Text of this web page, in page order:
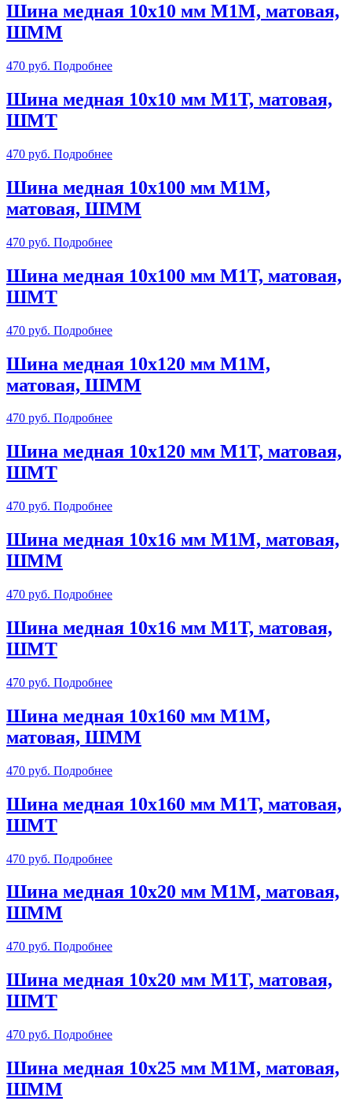
Шина медная 10х10 мм М1М, матовая,
ШММ
470 руб. Подробнее
Шина медная 10х10 мм М1Т, матовая,
ШМТ
470 руб. Подробнее
Шина медная 10х100 мм М1М,
матовая, ШММ
470 руб. Подробнее
Шина медная 10х100 мм М1Т, матовая,
ШМТ
470 руб. Подробнее
Шина медная 10х120 мм М1М,
матовая, ШММ
470 руб. Подробнее
Шина медная 10х120 мм М1Т, матовая,
ШМТ
470 руб. Подробнее
Шина медная 10х16 мм М1М, матовая,
ШММ
470 руб. Подробнее
Шина медная 10х16 мм М1Т, матовая,
ШМТ
470 руб. Подробнее
Шина медная 10х160 мм М1М,
матовая, ШММ
470 руб. Подробнее
Шина медная 10х160 мм М1Т, матовая,
ШМТ
470 руб. Подробнее
Шина медная 10х20 мм М1М, матовая,
ШММ
470 руб. Подробнее
Шина медная 10х20 мм М1Т, матовая,
ШМТ
470 руб. Подробнее
Шина медная 10х25 мм М1М, матовая,
ШММ